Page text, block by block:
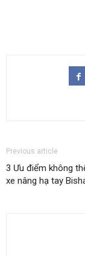
Previous article
3 Ưu điểm không
xe nâng hạ tay